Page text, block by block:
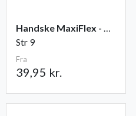
Handske MaxiFlex - Ultimate
Str 9
Fra
39,95 kr.